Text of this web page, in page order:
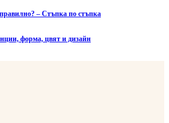
– Стъпка по стъпка
форма, цвят и дизайн